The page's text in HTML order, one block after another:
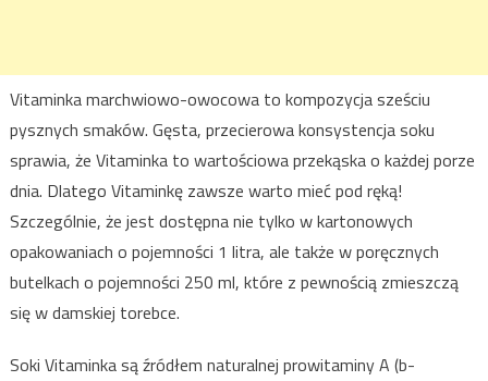
Vitaminka marchwiowo-owocowa to kompozycja sześciu
pysznych smaków. Gęsta, przecierowa konsystencja soku
sprawia, że Vitaminka to wartościowa przekąska o każdej porze
dnia. Dlatego Vitaminkę zawsze warto mieć pod ręką!
Szczególnie, że jest dostępna nie tylko w kartonowych
opakowaniach o pojemności 1 litra, ale także w poręcznych
butelkach o pojemności 250 ml, które z pewnością zmieszczą
się w damskiej torebce.
Soki Vitaminka są źródłem naturalnej prowitaminy A (b-